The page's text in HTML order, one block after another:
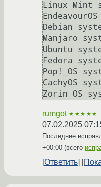
Linux Mint
Debian
Manjaro
Ubuntu
Fedora
Pop!_OS
CachyOS
rumgot ★★★★★
07.02.2025
Последнее
+00:00 (всего
Ответить